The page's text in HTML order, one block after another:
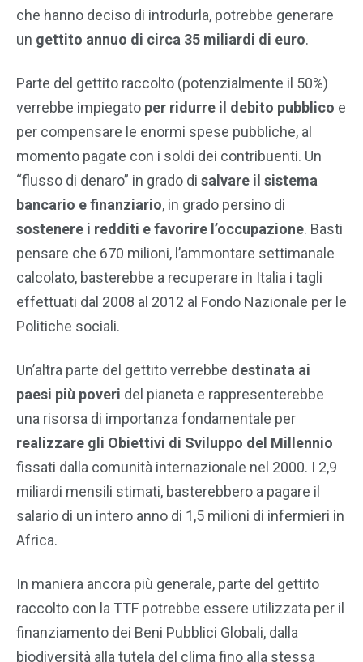
che hanno deciso di introdurla, potrebbe generare
un gettito annuo di circa 35 miliardi di euro.
Parte del gettito raccolto (potenzialmente il 50%)
verrebbe impiegato per ridurre il debito pubblico e
per compensare le enormi spese pubbliche, al
momento pagate con i soldi dei contribuenti. Un
“flusso di denaro” in grado di salvare il sistema
bancario e finanziario, in grado persino di
sostenere i redditi e favorire l’occupazione. Basti
pensare che 670 milioni, l’ammontare settimanale
calcolato, basterebbe a recuperare in Italia i tagli
effettuati dal 2008 al 2012 al Fondo Nazionale per le
Politiche sociali.
Un’altra parte del gettito verrebbe destinata ai
paesi più poveri del pianeta e rappresenterebbe
una risorsa di importanza fondamentale per
realizzare gli Obiettivi di Sviluppo del Millennio
fissati dalla comunità internazionale nel 2000. I 2,9
miliardi mensili stimati, basterebbero a pagare il
salario di un intero anno di 1,5 milioni di infermieri in
Africa.
In maniera ancora più generale, parte del gettito
raccolto con la TTF potrebbe essere utilizzata per il
finanziamento dei Beni Pubblici Globali, dalla
biodiversità alla tutela del clima fino alla stessa